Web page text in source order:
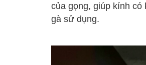
của gọng, giúp kính
gà sử dụng.